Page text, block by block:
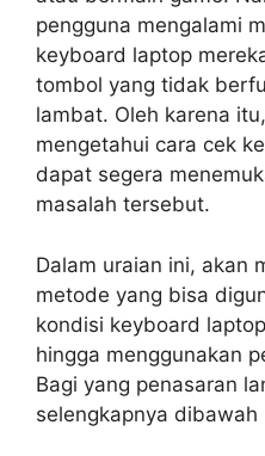
pengguna mengalami
keyboard laptop
tombol yang tidak
lambat. Oleh karena
mengetahui cara cek
dapat segera
masalah tersebut.
Dalam uraian ini, akan
metode yang bisa
kondisi keyboard
hingga menggunakan
Bagi yang penasaran
selengkapnya dibawah